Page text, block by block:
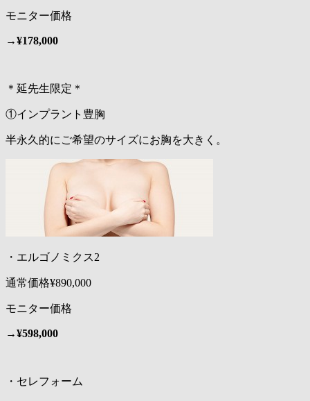
モニター価格
→¥178,000
＊延先生限定＊
①インプラント豊胸
半永久的にご希望のサイズにお胸を大きく。
・エルゴノミクス2
通常価格¥890,000
モニター価格
→¥598,000
・セレフォーム